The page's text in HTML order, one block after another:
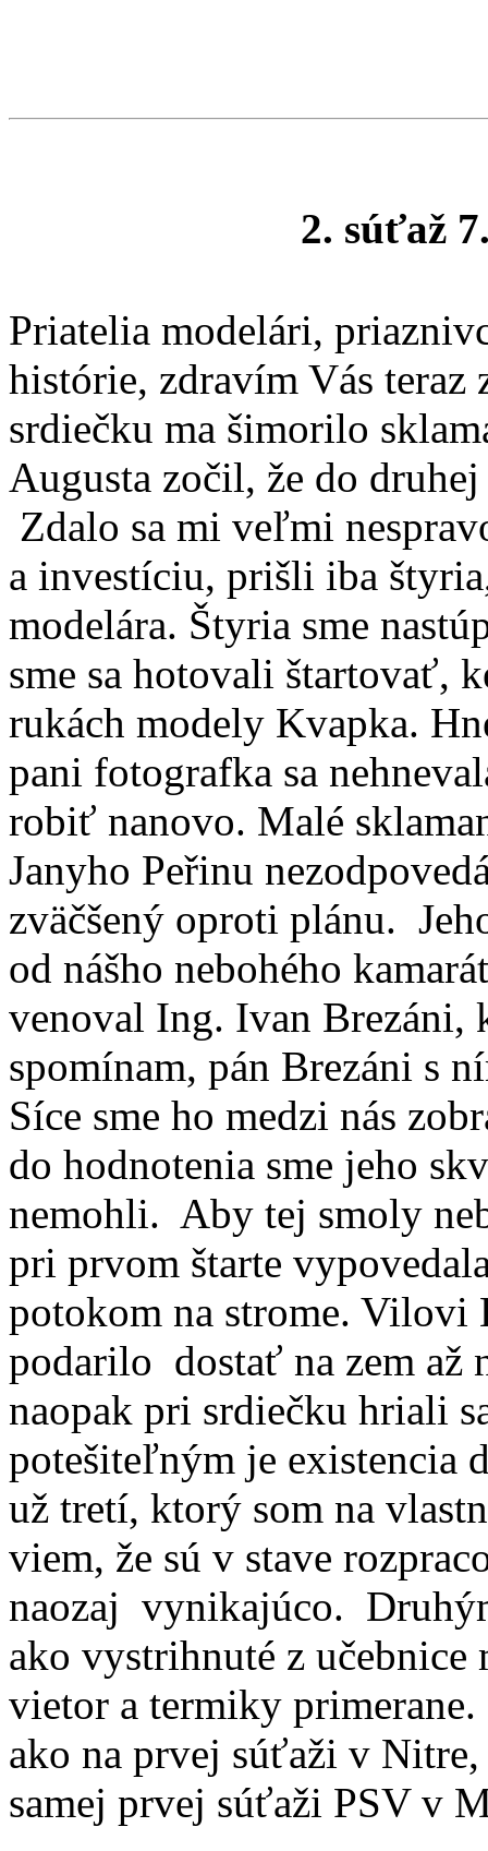
2. súťaž
Priatelia modelári,
histórie, zdravím Vás teraz
srdiečku ma šimorilo
Augusta zočil, že do
Zdalo sa mi veľmi
a investíciu, prišli iba
modelára. Štyria sme
sme sa hotovali štartovať,
rukách modely Kvapka.
pani fotografka sa
robiť nanovo. Malé
Janyho Peřinu
zväčšený oproti plánu.
od nášho nebohého
venoval Ing. Ivan Brezáni,
spomínam, pán Brezáni s
Síce sme ho medzi nás
do hodnotenia sme jeho
nemohli. Aby tej smoly
pri prvom štarte
potokom na strome.
podarilo dostať na zem až
naopak pri srdiečku hriali
potešiteľným je existencia
už tretí, ktorý som na
viem, že sú v stave
naozaj vynikajúco.
ako vystrihnuté z učebnice
vietor a termiky
ako na prvej súťaži v
samej prvej súťaži PSV v